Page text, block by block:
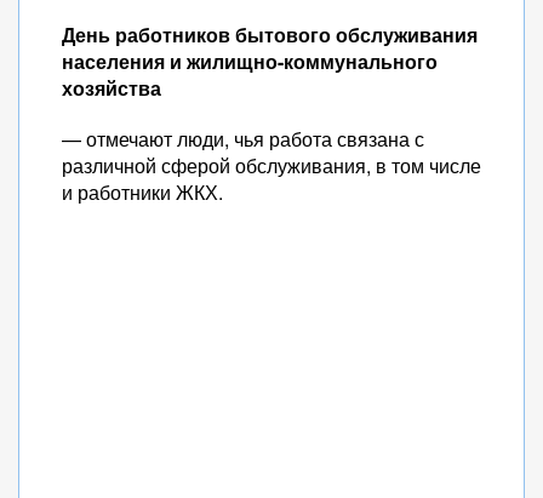
День работников бытового обслуживания
населения и жилищно-коммунального
хозяйства
— отмечают люди, чья работа связана с
различной сферой обслуживания, в том числе
и работники ЖКХ.